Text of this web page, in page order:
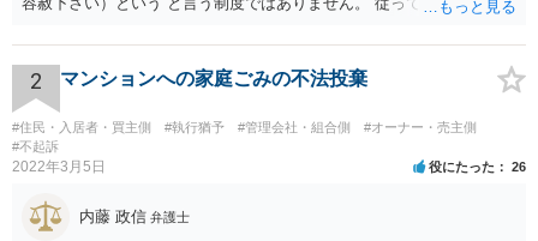
2 マンションへの家庭ごみの不法投棄
#住民・入居者・買主側 #執行猶予 #管理会社・組合側
#オーナー・売主側
#不起訴
2022年3月5日 役にたった 26
内藤 政信 弁護士